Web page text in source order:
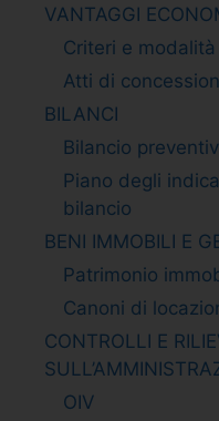
VANTAGGI
Criteri e modalità
Atti di
BILANCI
Bilancio
Piano degli
bilancio
BENI IMMOBILI E
Patrimonio
Canoni di
CONTROLLI E
OIV